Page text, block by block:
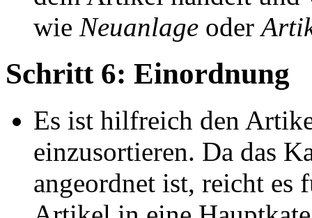
wie Neuanlage oder
Schritt 6: Einordnung
Es ist hilfreich den
einzusortieren. Da das
angeordnet ist, reicht es